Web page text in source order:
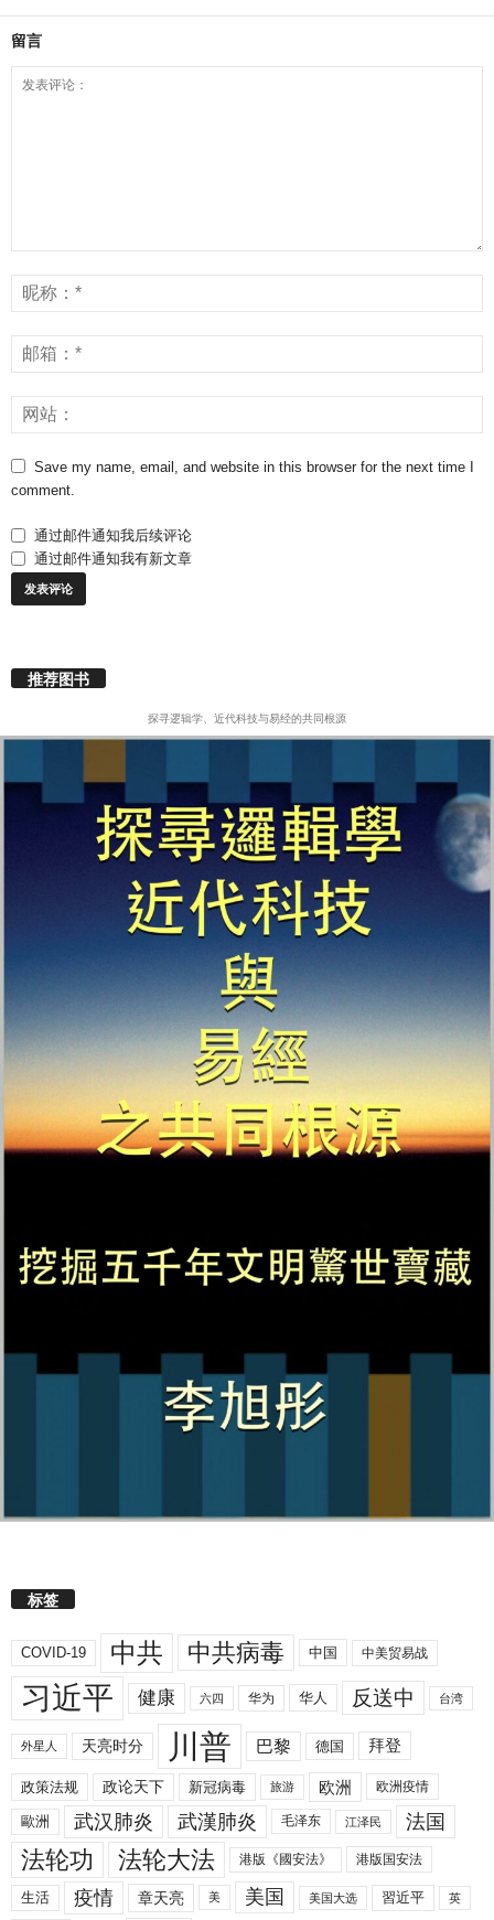
留言
Save my name, email, and website in this browser for the next time I
comment.
通过邮件通知我后续评论
通过邮件通知我有新文章
推荐图书
探寻逻辑学、近代科技与易经的共同根源
标签
COVID-19 中共 中共病毒 中国 中美贸易战
习近平 健康 六四 华为 华人 反送中 台湾
外星人 天亮时分 川普 巴黎 德国 拜登
政策法规 政论天下 新冠病毒 旅游 欧洲 欧洲疫情
歐洲 武汉肺炎 武漢肺炎 毛泽东 江泽民 法国
法轮功 法轮大法 港版《國安法》 港版国安法
生活 疫情 章天亮 美 美国 美国大选 習近平 英